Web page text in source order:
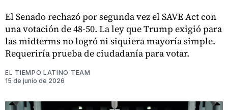
El Senado rechazó por segunda vez el SAVE Act con
una votación de 48-50. La ley que Trump exigió para
las midterms no logró ni siquiera mayoría simple.
Requeriría prueba de ciudadanía para votar.
EL TIEMPO LATINO TEAM
15 de junio de 2026